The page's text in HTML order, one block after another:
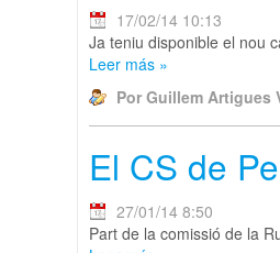
17/02/14 10:13
Ja teniu disponible el nou
Leer más »
Por Guillem Artigues
El CS de
27/01/14 8:50
Part de la comissió de la